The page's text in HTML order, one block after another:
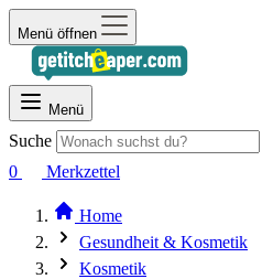
Menü öffnen
Menü
Suche
0
Merkzettel
Home
Gesundheit & Kosmetik
Kosmetik